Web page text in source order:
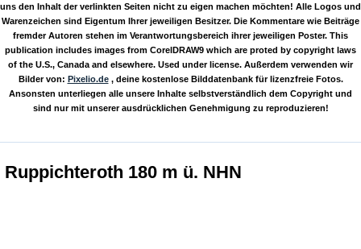
uns den Inhalt der verlinkten Seiten nicht zu eigen machen möchten! Alle Logos und
Warenzeichen sind Eigentum Ihrer jeweiligen Besitzer. Die Kommentare wie Beiträge
fremder Autoren stehen im Verantwortungsbereich ihrer jeweiligen Poster. This
publication includes images from CorelDRAW9 which are proted by copyright laws
of the U.S., Canada and elsewhere. Used under license. Außerdem verwenden wir
Bilder von: Pixelio.de, deine kostenlose Bilddatenbank für lizenzfreie Fotos.
Ansonsten unterliegen alle unsere Inhalte selbstverständlich dem Copyright und
sind nur mit unserer ausdrücklichen Genehmigung zu reproduzieren!
Ruppichteroth 180 m ü. NHN